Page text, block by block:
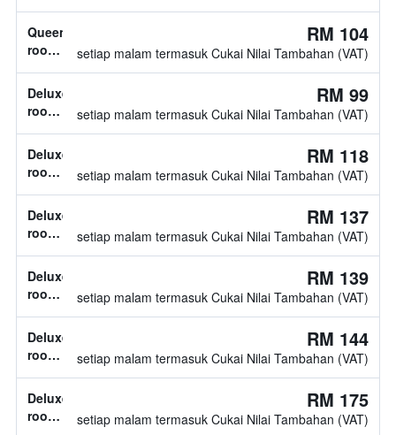
katil
tidak
diketahui
Queen
room,
katil
queen
RM 104
setiap malam termasuk Cukai Nilai Tambahan (VAT)
Deluxe
room,
katil
tidak
diketahui
RM 99
setiap malam termasuk Cukai Nilai Tambahan (VAT)
Deluxe
room,
katil
tidak
diketahui
RM 118
setiap malam termasuk Cukai Nilai Tambahan (VAT)
Deluxe
room,
katil
tidak
diketahui
RM 137
setiap malam termasuk Cukai Nilai Tambahan (VAT)
Deluxe
room,
katil
tidak
diketahui
RM 139
setiap malam termasuk Cukai Nilai Tambahan (VAT)
Deluxe
room,
katil
tidak
diketahui
RM 144
setiap malam termasuk Cukai Nilai Tambahan (VAT)
Deluxe
room,
RM 175
setiap malam termasuk Cukai Nilai Tambahan (VAT)